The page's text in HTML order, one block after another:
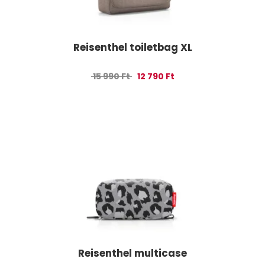
Reisenthel toiletbag XL
15 990Ft Original price was: 15 990 Ft.
12 790 FtCurrent price is: 12
Reisenthel multicase